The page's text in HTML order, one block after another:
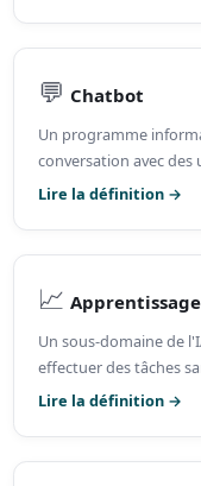
💬 Chatbot
Un programme
conversation avec des
Lire la définition →
📈
Un sous-domaine de
effectuer des tâches
Lire la définition →